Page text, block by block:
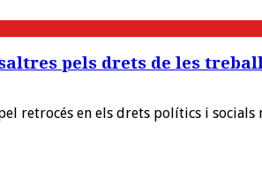
pels drets de les
retrocés en els drets polítics i